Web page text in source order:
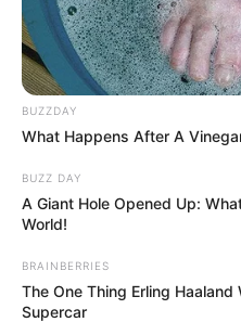
BUZZDAY
What Happens After A
BUZZ DAY
A Giant Hole Opened Up:
World!
BRAINBERRIES
The One Thing Erling
Supercar